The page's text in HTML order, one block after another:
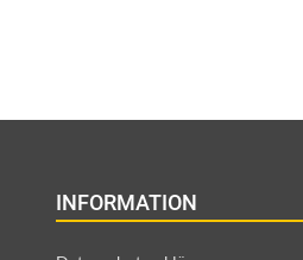
INFORMATION